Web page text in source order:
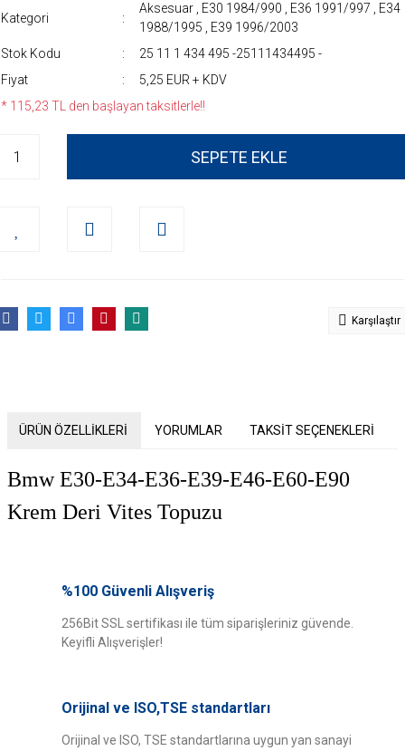
Kategori
Aksesuar E30 1984/990 E36 1991/997
E34
1988/1995
E39 1996/2003
Stok Kodu
25 11 1 434 495 -25111434495 -
Fiyat
5,25 EUR + KDV
* 115,23 TL den başlayan taksitlerle!!
SEPETE EKLE
Karşılaştır
ÜRÜN ÖZELLİKLERİ YORUMLAR TAKSİT SEÇENEKLERİ
Bmw E30-E34-E36-E39-E46-E60-E90
Krem Deri Vites Topuzu
Bu ürüne ilk yorumu siz yapın!
yetersiz gördüğünüz noktaları öneri formunu kullanarak tarafımıza
iletebilirsiniz.
Görüş ve önerileriniz için teşekkür ederiz.
Ürün bilgilerinde hatalar bulunuyor.
Ürün fiyatı diğer sitelerden daha pahalı.
%100 Güvenli Alışveriş
256Bit SSL sertifikası ile tüm siparişleriniz güvende.
Keyifli Alışverişler!
Orijinal ve ISO,TSE standartları
Orijinal ve ISO, TSE standartlarına uygun yan sanayi